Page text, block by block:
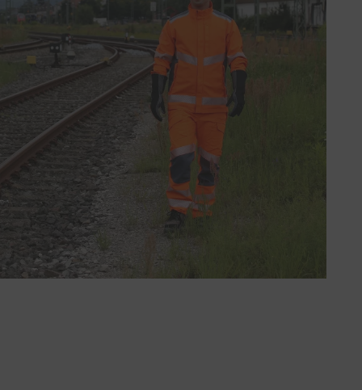
Ungheria
Lettonia
Paesi Bassi
Portogallo
Slovenia
Svizzera